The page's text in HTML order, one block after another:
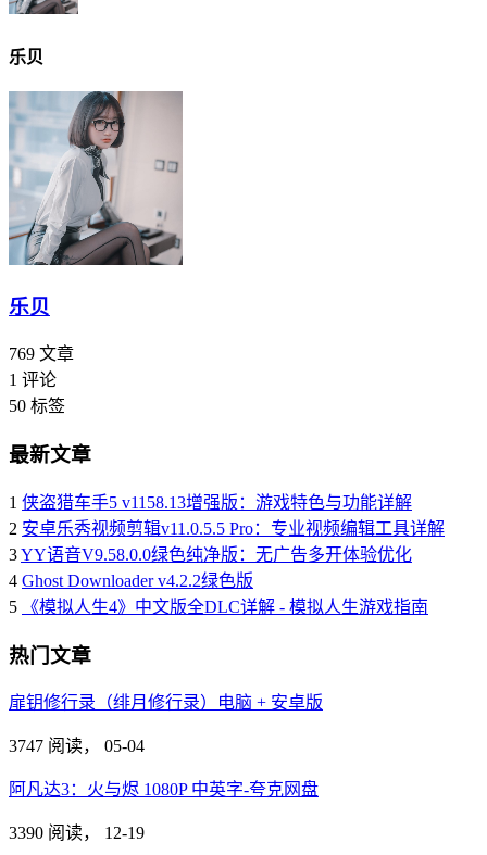
乐贝
乐贝
769 文章
1 评论
50 标签
最新文章
1 侠盗猎车手5 v1158.13增强版：游戏特色与功能详解
2 安卓乐秀视频剪辑v11.0.5.5 Pro：专业视频编辑工具详解
3YY语音V9.58.0.0绿色纯净版：无广告多开体验优化
4 Ghost Downloader v4.2.2绿色版
5
《模拟人生4》中文版全DLC详解 - 模拟人生游戏指南
热门文章
扉钥修行录（绯月修行录）电脑 + 安卓版
3747 阅读， 05-04
阿凡达3：火与烬 1080P 中英字-夸克网盘
3390 阅读， 12-19